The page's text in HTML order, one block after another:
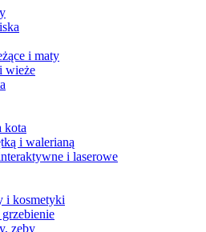
i maty
wieże
kota
i walerianą
i laserowe
i kosmetyki
zęby